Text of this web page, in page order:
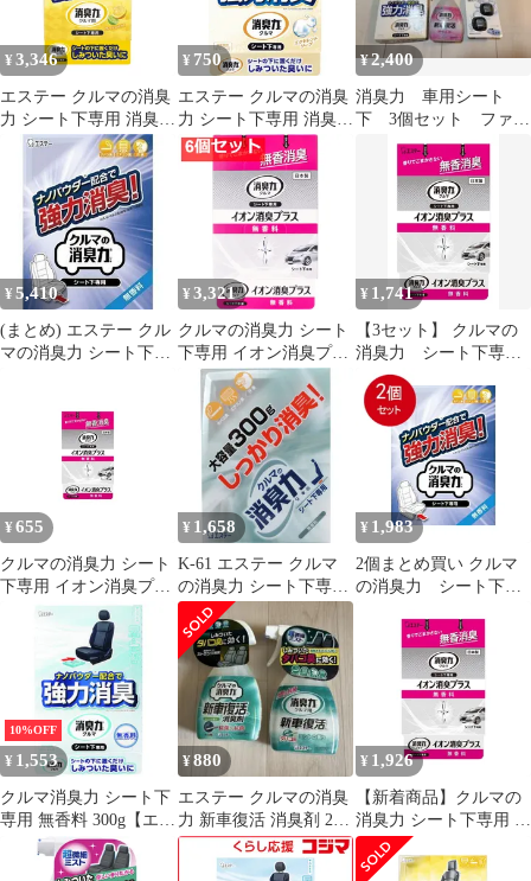
¥ 3,346
エステー クルマの消臭
力 シート下専用 消臭芳
香剤 車用 フレッシュシ
トラスの香り 300g K-
¥ 750
エステー クルマの消臭
力 シート下専用 消臭芳
香剤 車用 エクセレント
ソープの香り 300g K-
¥2,400
消臭力 車用シート
下 3個セット ファブ
リーズ 芳香剤せっ
けんソープシャボン
¥ 5,410
(まとめ) エステー クル
マの消臭力 シート下専
¥ 3,321
クルマの消臭力 シート
下専用 イオン消臭プラ
ス 無香料 200g【6個セ
ット まとめ売り】 車
芳香剤
¥ 1,741
【3セット】 クルマの
消臭力 シート下専
用 イオン消臭プラ
ス 無香料 【 エステー
】 【 芳香剤・車用 】
¥ 655
クルマの消臭力 シート
下専用 イオン消臭プラ
ス無香料 1
¥ 1,658
K-61 エステー クルマ
の消臭力 シート下専用
無香料 大容量 K-61
¥ 1,983
2個まとめ買い クルマ
の消臭力 シート下専
2個セット
10%OFF
¥ 1,553
クルマ消臭力 シート下
専用 無香料 300g【エス
テー】
¥880
エステー クルマの消臭
力 新車復活 消臭剤 2本
セット
¥ 1,926
【新着商品】クルマの
消臭力 シート下専用 イ
オン消臭プラス無香料